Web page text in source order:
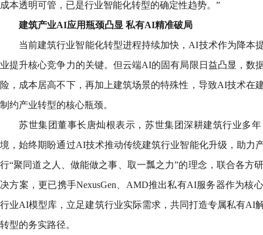
成本透明可管，已是行业智能化转型的确定性趋势。”
建筑产业AI应用瓶颈凸显 私有AI精准破局
当前建筑行业智能化转型进程持续加快，AI技术作为降本
业提升核心竞争力的关键。但云端AI的固有局限日益凸显，数
险，成本居高不下，再加上建筑场景的特殊性，导致AI技术在
制约产业转型的核心瓶颈。
苏世集团董事长唐灿根表示，苏世集团深耕建筑行业多
境，始终期盼通过AI技术推动传统建筑行业智能化升级，助力
行“聚同道之人、做能做之事、取一瓢之力”的理念，联合各方
决方案，更已携手NexusGen、AMD推出私有AI服务器作为核
行业AI模型库，立足建筑行业实际需求，共同打造专属私有AI
转型的务实路径。